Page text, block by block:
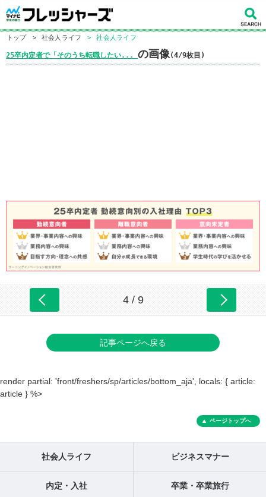
トップ > 社会人ライフ > 社会人ライフ
25卒内定者で「そのうち転職したい... の画像(4/9枚目)
4 / 9
記事ページへ戻る
render partial: 'front/freshers/sp/articles/bottom_aja', locals: { article:
article } %>
ページトップへ
社会人ライフ ビジネスマナー
内定・入社 卒業・卒業旅行